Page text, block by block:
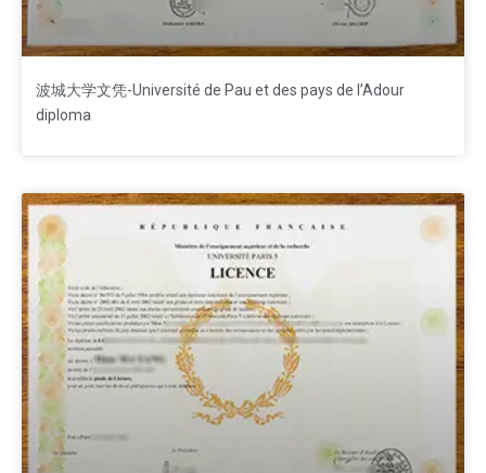
波城大学文凭-Université de Pau et des pays de l’Adour
diploma